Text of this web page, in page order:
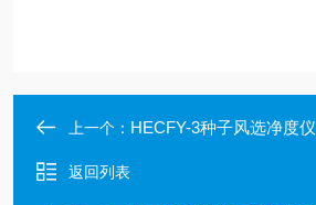
上一个： HECFY-3种子风选净度仪
返回列表